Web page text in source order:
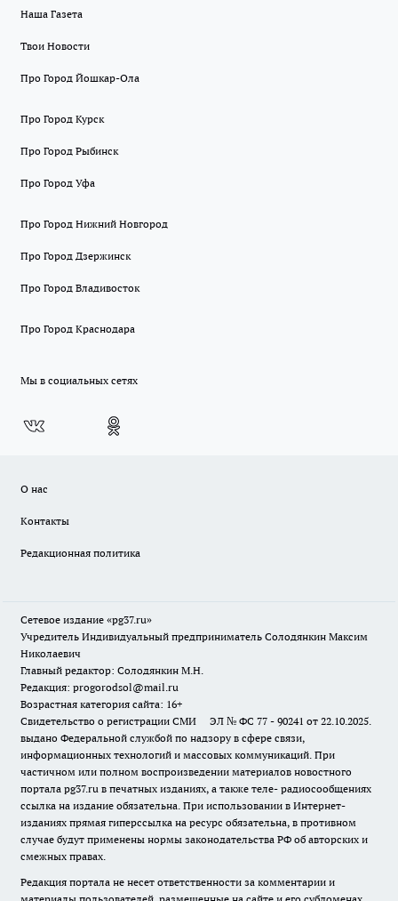
Наша Газета
Твои Новости
Про Город Йошкар-Ола
Про Город Курск
Про Город Рыбинск
Про Город Уфа
Про Город Нижний Новгород
Про Город Дзержинск
Про Город Владивосток
Про Город Краснодара
Мы в социальных сетях
О нас
Контакты
Редакционная политика
Сетевое издание «pg37.ru»
Учредитель Индивидуальный предприниматель Солодянкин Максим
Николаевич
Главный редактор: Солодянкин М.Н.
Редакция: progorodsol@mail.ru
Возрастная категория сайта: 16+
Свидетельство о регистрации СМИ ЭЛ № ФС 77 - 90241 от 22.10.2025.
выдано Федеральной службой по надзору в сфере связи,
информационных технологий и массовых коммуникаций. При
частичном или полном воспроизведении материалов новостного
портала pg37.ru в печатных изданиях, а также теле- радиосообщениях
ссылка на издание обязательна. При использовании в Интернет-
изданиях прямая гиперссылка на ресурс обязательна, в противном
случае будут применены нормы законодательства РФ об авторских и
смежных правах.
Редакция портала не несет ответственности за комментарии и